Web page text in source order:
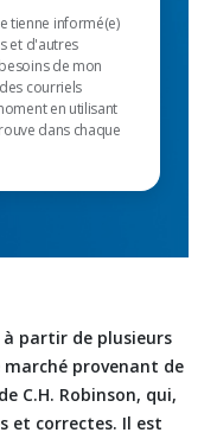
tienne informé(e)
et d'autres
de mon
courriels
en utilisant
dans chaque
partir de plusieurs
marché provenant de
C.H. Robinson, qui,
et correctes. Il est